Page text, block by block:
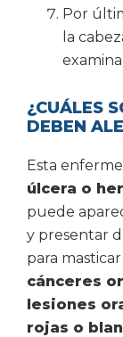
Por
la
¿CUÁLES
DEBEN
Esta
úlcera o
puede
y presentar
para
cánceres
lesiones
rojas o